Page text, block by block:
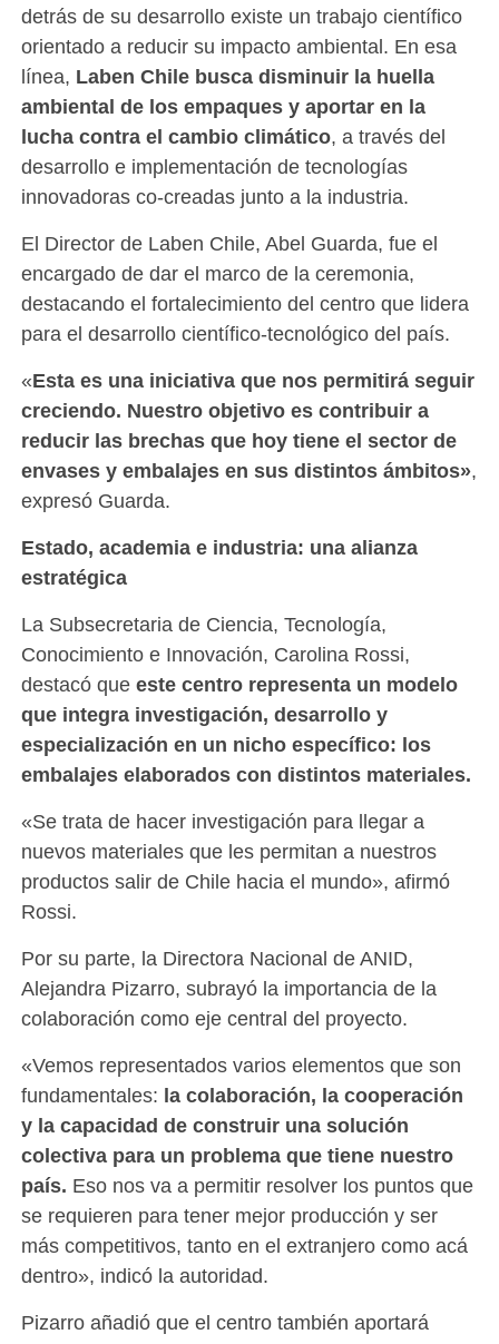
detrás de su desarrollo existe un trabajo científico
orientado a reducir su impacto ambiental. En esa
línea, Laben Chile busca disminuir la huella
ambiental de los empaques y aportar en la
lucha contra el cambio climático, a través del
desarrollo e implementación de tecnologías
innovadoras co-creadas junto a la industria.
El Director de Laben Chile, Abel Guarda, fue el
encargado de dar el marco de la ceremonia,
destacando el fortalecimiento del centro que lidera
para el desarrollo científico-tecnológico del país.
«Esta es una iniciativa que nos permitirá seguir
creciendo. Nuestro objetivo es contribuir a
reducir las brechas que hoy tiene el sector de
envases y embalajes en sus distintos ámbitos»,
expresó Guarda.
Estado, academia e industria: una alianza
estratégica
La Subsecretaria de Ciencia, Tecnología,
Conocimiento e Innovación, Carolina Rossi,
destacó que este centro representa un modelo
que integra investigación, desarrollo y
especialización en un nicho específico: los
embalajes elaborados con distintos materiales.
«Se trata de hacer investigación para llegar a
nuevos materiales que les permitan a nuestros
productos salir de Chile hacia el mundo», afirmó
Rossi.
Por su parte, la Directora Nacional de ANID,
Alejandra Pizarro, subrayó la importancia de la
colaboración como eje central del proyecto.
«Vemos representados varios elementos que son
fundamentales: la colaboración, la cooperación
y la capacidad de construir una solución
colectiva para un problema que tiene nuestro
país. Eso nos va a permitir resolver los puntos que
se requieren para tener mejor producción y ser
más competitivos, tanto en el extranjero como acá
dentro», indicó la autoridad.
Pizarro añadió que el centro también aportará